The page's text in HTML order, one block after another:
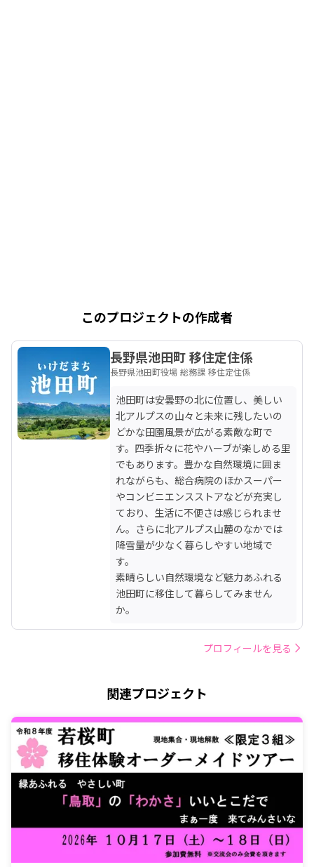
このプロジェクトの作成者
長野県池田町 移住定住係
長野県池田町役場 総務課 移住定住係
池田町は安曇野の北に位置し、美しい
北アルプスの山々と未来に残したいの
どかな田園風景が広がる素敵な町で
す。四季折々に花やハーブが楽しめる里
でもあります。豊かな自然環境に囲ま
れながらも、総合病院のほかスーパー
やコンビニエンスストアなどが充実し
ており、生活に不便さは感じられませ
ん。さらに北アルプス山麓のなかでは
降雪量が少なく暮らしやすい地域で
す。
素晴らしい自然環境など魅力あふれる
池田町に移住して暮らしてみません
か。
プロフィールを見る
関連プロジェクト